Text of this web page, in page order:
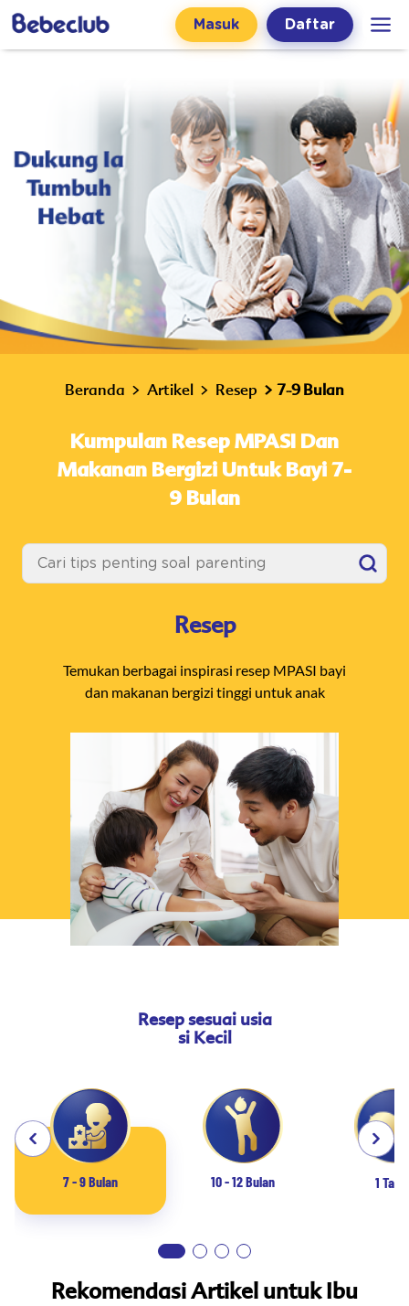
Masuk Daftar
Beranda Artikel Resep 7-9 Bulan
Kumpulan Resep MPASI Dan
Makanan Bergizi Untuk Bayi 7-
9 Bulan
Resep
Temukan berbagai inspirasi resep MPASI bayi
dan makanan bergizi tinggi untuk anak
Resep sesuai usia
si Kecil
7 - 9 Bulan 10 - 12 Bulan 1
Rekomendasi Artikel untuk Ibu